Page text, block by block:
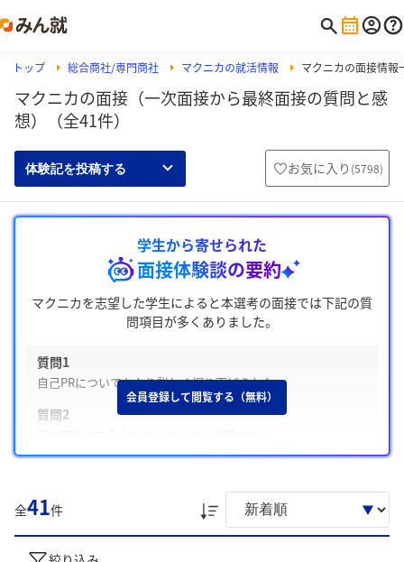
トップ 総合商社/専門商社 マクニカの就活情報 マクニカの面接情報
マクニカの面接（一次面接から最終面接の質問と感
想）（全41件）
体験記を投稿する お気に入り (5798)
学生から寄せられた
面接体験談の要約
マクニカを志望した学生によると本選考の面接では下記の質
問項目が多くありました。
質問1
自己PRについてかなり詳しく掘り下げられた
質問2
また、注意した点として、「雑談寄りの和やかな場で、明るい
受け答えが重視された」や「回答は簡潔かつ具体的に、質問
意図を意識した」があげられています。
会員登録して閲覧する（無料）
全41件